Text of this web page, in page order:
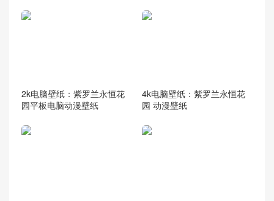
2k电脑壁纸：紫罗兰永恒花
园平板电脑动漫壁纸
4k电脑壁纸：紫罗兰永恒花
园 动漫壁纸